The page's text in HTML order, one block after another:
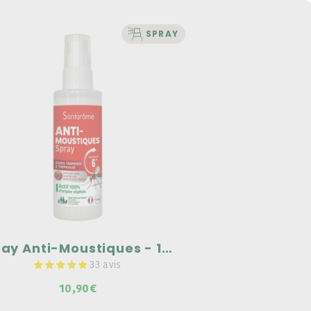
SPRAY
Spray Anti-Moustiques - 100 ml
33 avis
10,90€
Anti-Moustiques -
contre les moustiques &
tigres.
toute la famille.